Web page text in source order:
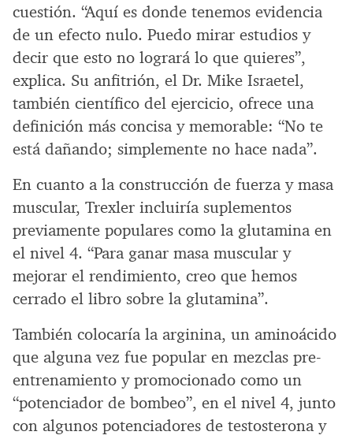
cuestión. “Aquí es donde tenemos evidencia
de un efecto nulo. Puedo mirar estudios y
decir que esto no logrará lo que quieres”,
explica. Su anfitrión, el Dr. Mike Israetel,
también científico del ejercicio, ofrece una
definición más concisa y memorable: “No te
está dañando; simplemente no hace nada”.
En cuanto a la construcción de fuerza y masa
muscular, Trexler incluiría suplementos
previamente populares como la glutamina en
el nivel 4. “Para ganar masa muscular y
mejorar el rendimiento, creo que hemos
cerrado el libro sobre la glutamina”.
También colocaría la arginina, un aminoácido
que alguna vez fue popular en mezclas pre-
entrenamiento y promocionado como un
“potenciador de bombeo”, en el nivel 4, junto
con algunos potenciadores de testosterona y